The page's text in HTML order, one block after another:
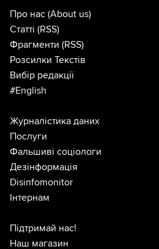
Про нас (About us)
Статті (RSS)
Фрагменти (RSS)
Розсилки Текстів
Вибір редакції
#English
Журналістика даних
Послуги
Фальшиві соціологи
Дезінформація
Disinfomonitor
Інтернам
Підтримай нас!
Наш магазин